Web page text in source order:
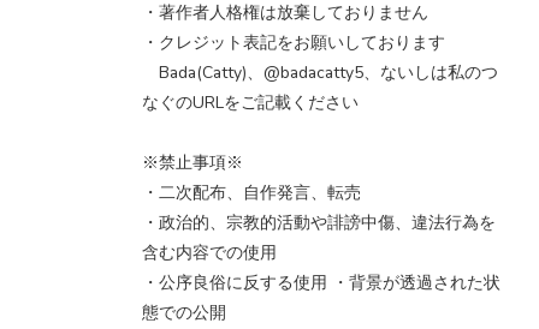
・著作者人格権は放棄しておりません
・クレジット表記をお願いしております
Bada(Catty)、@badacatty5、ないしは私のつ
なぐのURLをご記載ください
※禁止事項※
・二次配布、自作発言、転売
・政治的、宗教的活動や誹謗中傷、違法行為を
含む内容での使用
・公序良俗に反する使用 ・背景が透過された状
態での公開